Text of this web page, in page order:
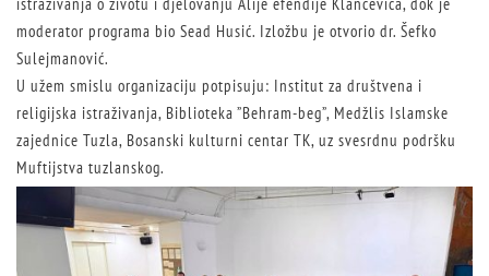
istraživanja o životu i djelovanju Alije efendije Klančevića, dok je
moderator programa bio Sead Husić. Izložbu je otvorio dr. Šefko
Sulejmanović.
U užem smislu organizaciju potpisuju: Institut za društvena i
religijska istraživanja, Biblioteka ”Behram-beg”, Medžlis Islamske
zajednice Tuzla, Bosanski kulturni centar TK, uz svesrdnu podršku
Muftijstva tuzlanskog.